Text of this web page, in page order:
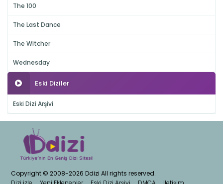
The 100
The Last Dance
The Witcher
Wednesday
Eski Diziler
Eski Dizi Arşivi
Copyright © 2008-2026 Ddizi All rights reserved.